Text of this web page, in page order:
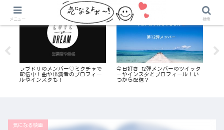
ラブドリのメンバー♡ミクチャで
配信中！曲や出演者のプロフィー
ルやインスタも！
今日好き 12弾メンバーのツイッタ
ーやインスタとプロフィール！い
つから配信？
気になる映画
メニュー 検索